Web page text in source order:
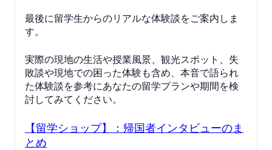
最後に留学生からのリアルな体験談をご案内しま
す。
実際の現地の生活や授業風景、観光スポット、失
敗談や現地での困った体験も含め、本音で語られ
た体験談を参考にあなたの留学プランや期間を検
討してみてください。
【留学ショップ】：帰国者インタビューのま
とめ